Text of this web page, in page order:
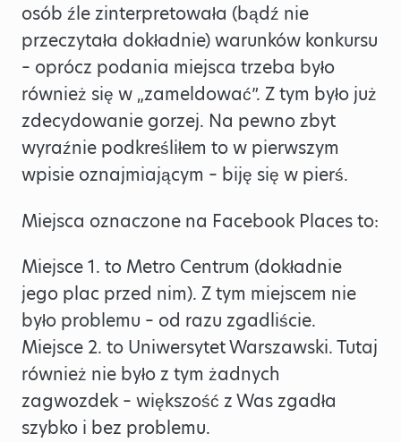
osób źle zinterpretowała (bądź nie
przeczytała dokładnie) warunków konkursu
– oprócz podania miejsca trzeba było
również się w „zameldować”. Z tym było już
zdecydowanie gorzej. Na pewno zbyt
wyraźnie podkreśliłem to w pierwszym
wpisie oznajmiającym – biję się w pierś.
Miejsca oznaczone na Facebook Places to:
Miejsce 1. to Metro Centrum (dokładnie
jego plac przed nim). Z tym miejscem nie
było problemu – od razu zgadliście.
Miejsce 2. to Uniwersytet Warszawski. Tutaj
również nie było z tym żadnych
zagwozdek – większość z Was zgadła
szybko i bez problemu.